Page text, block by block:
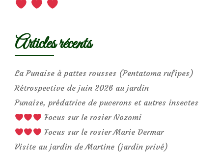
Articles récents
La Punaise à pattes rousses (Pentatoma rufipes)
Rétrospective de juin 2026 au jardin
Punaise, prédatrice de pucerons et autres insectes
Focus sur le rosier Nozomi
Focus sur le rosier Marie Dermar
Visite au jardin de Martine (jardin privé)